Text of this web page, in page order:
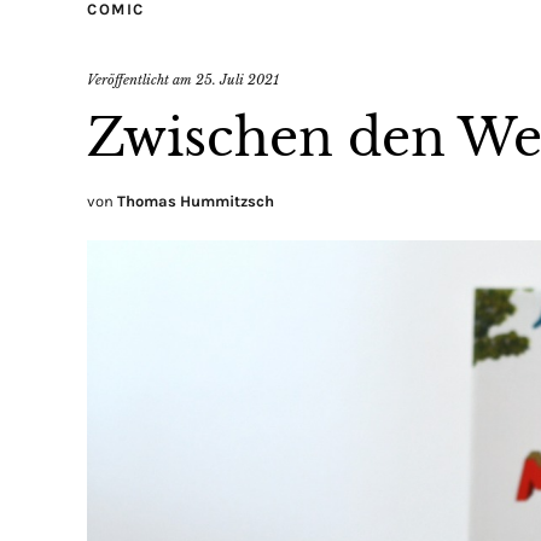
COMIC
Veröffentlicht am 25. Juli 2021
Zwischen den
von Thomas Hummitzsch